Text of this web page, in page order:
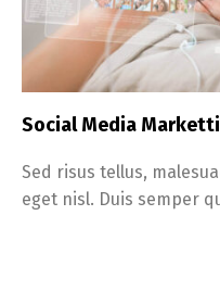
Social Media
Sed risus tellus,
eget nisl. Duis semper